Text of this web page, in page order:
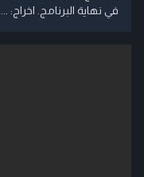
في نهاية البرنامج. اخراج: ....